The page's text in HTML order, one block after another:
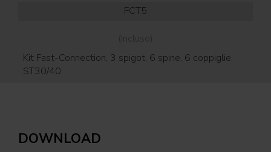
FCT5
(Incluso)
Kit Fast-Connection, 3 spigot, 6 spine, 6 coppiglie,
ST30/40
DOWNLOAD